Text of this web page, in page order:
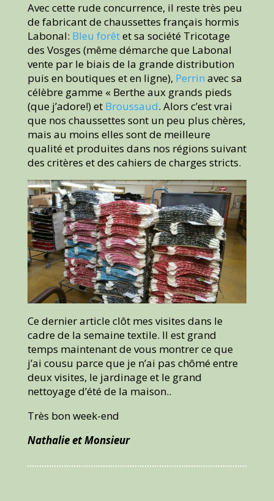
Avec cette rude concurrence, il reste très peu
de fabricant de chaussettes français hormis
Labonal: Bleu forêtet sa société Tricotage
des Vosges (même démarche que Labonal
vente par le biais de la grande distribution
puis en boutiques et en ligne), Perrin avec sa
célèbre gamme « Berthe aux grands pieds
(que j’adore!) et Broussaud. Alors c’est vrai
que nos chaussettes sont un peu plus chères,
mais au moins elles sont de meilleure
qualité et produites dans nos régions suivant
des critères et des cahiers de charges stricts.
Ce dernier article clôt mes visites dans le
cadre de la semaine textile. Il est grand
temps maintenant de vous montrer ce que
j’ai cousu parce que je n’ai pas chômé entre
deux visites, le jardinage et le grand
nettoyage d’été de la maison..
Très bon week-end
Nathalie et Monsieur